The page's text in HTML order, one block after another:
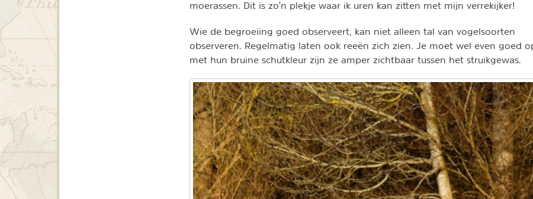
moerassen. Dit is zo'n plekje waar ik uren kan zitten met mijn verrekijker!
Wie de begroeiing goed observeert, kan niet alleen tal van vogelsoorten
observeren. Regelmatig laten ook reeën zich zien. Je moet wel even goed
met hun bruine schutkleur zijn ze amper zichtbaar tussen het struikgewas.